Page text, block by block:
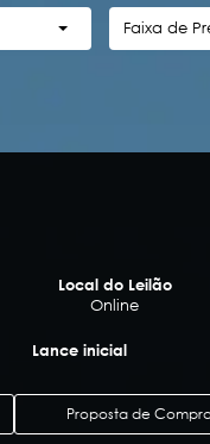
Faixa de
Local do Leilão
Online
Lance inicial
Proposta de